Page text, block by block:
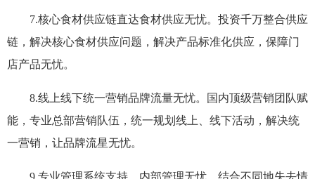
7.核心食材供应链直达食材供应无忧。投资千万整合供应
链，解决核心食材供应问题，解决产品标准化供应，保障门
店产品无忧。
8.线上线下统一营销品牌流量无忧。国内顶级营销团队赋
能，专业总部营销队伍，统一规划线上、线下活动，解决统
一营销，让品牌流星无忧。